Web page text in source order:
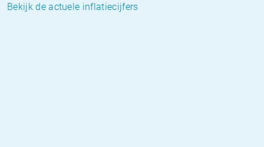
Bekijk de actuele inflatiecijfers